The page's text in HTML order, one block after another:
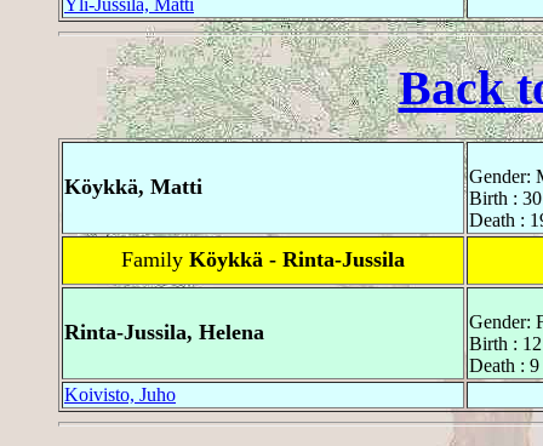
Back
Köykkä, Matti
Gender:
Birth :
Death :
Family Köykkä - Rinta-Jussila
Rinta-Jussila, Helena
Gender:
Birth :
Death :
Koivisto, Juho